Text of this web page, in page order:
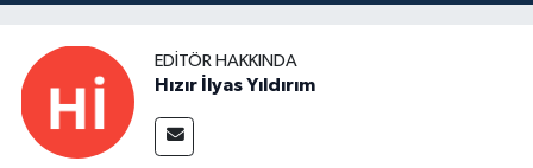
EDITÖR HAKKINDA
Hızır İlyas Yıldırım